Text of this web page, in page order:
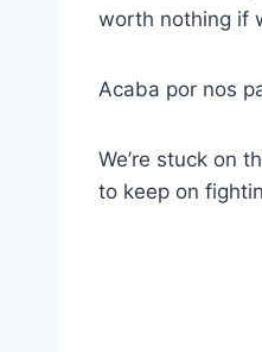
worth nothing if
Acaba por nos
We’re stuck on
to keep on